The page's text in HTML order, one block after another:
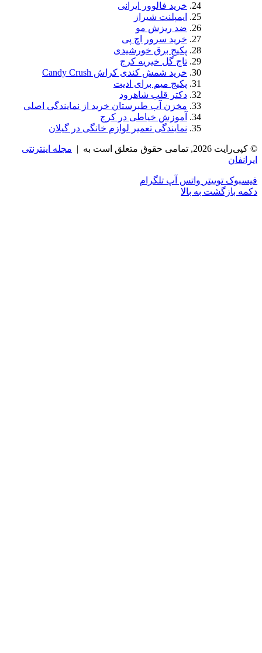
خرید فالوور ایرانی
ایمپلنت شیراز
ضد ریزش مو
خرید سرور اچ پی
پکیج برق خورشیدی
تاج گل خیریه کرج
خرید شمش کندی کراش Candy Crush
پکیج میم برای ادیت
دکتر قلب شاهرود
مخزن آب طبرستان خرید از نمایندگی اصلی
آموزش خیاطی در کرج
نمایندگی تعمیر لوازم خانگی در گیلان
2026, تمامی حقوق متعلق است به |
مجله اینترنتی
توییتر واتس آپ
تلگرام
بازگشت به بالا